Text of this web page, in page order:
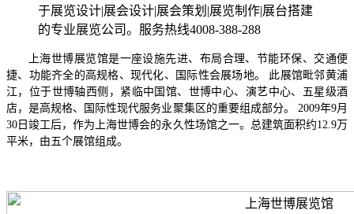
于展览设计|展会设计|展会策划|展览制作|展台搭建
的专业展览公司。服务热线4008-388-288
上海世博展览馆是一座设施先进、布局合理、节能环保、交通便
捷、功能齐全的高规格、现代化、国际性会展场地。 此展馆毗邻黄浦
江，位于世博轴西侧，紧临中国馆、世博中心、演艺中心、五星级酒
店，是高规格、国际性现代服务业聚集区的重要组成部分。 2009年9月
30日竣工后，作为上海世博会的永久性场馆之一。总建筑面积约12.9万
平米，由五个展馆组成。